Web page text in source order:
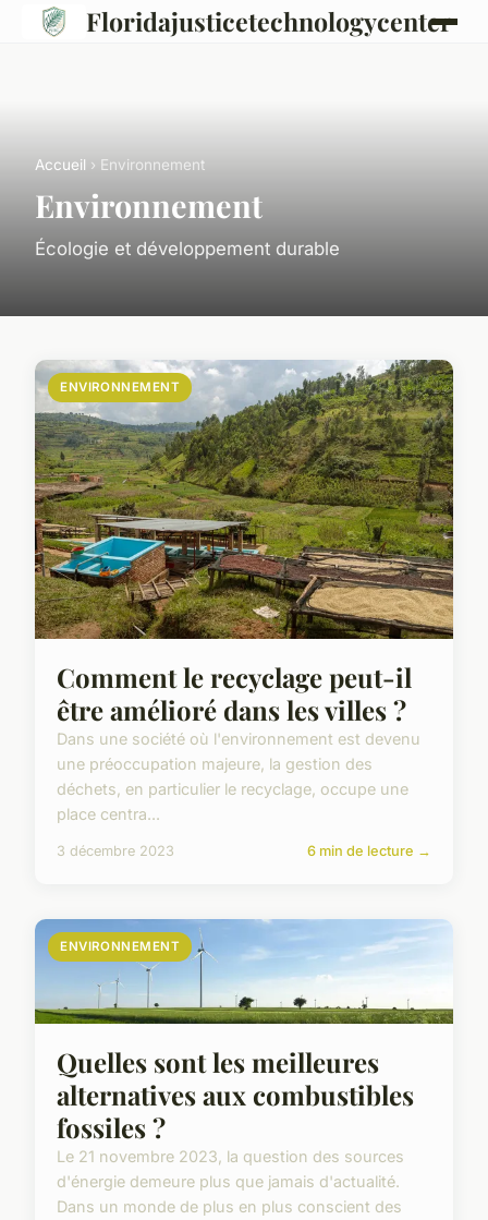
Floridajusticetechnologycenter
Accueil › Environnement
Environnement
Écologie et développement durable
ENVIRONNEMENT
Comment le recyclage peut-il
être amélioré dans les villes ?
Dans une société où l'environnement est devenu
une préoccupation majeure, la gestion des
déchets, en particulier le recyclage, occupe une
place centra...
3 décembre 2023 6 min de lecture →
ENVIRONNEMENT
Quelles sont les meilleures
alternatives aux combustibles
fossiles ?
Le 21 novembre 2023, la question des sources
d'énergie demeure plus que jamais d'actualité.
Dans un monde de plus en plus conscient des